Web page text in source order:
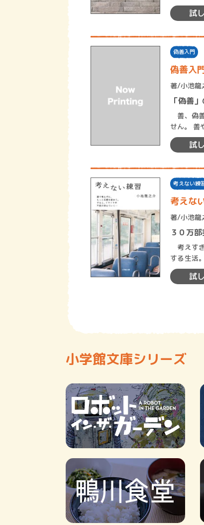
試
偽善入門
偽善入
著/小池龍
「偽善
善、偽善、悪、偽悪。 これら
せん。 善や悪が心身に与える効能についても、ほとんど誰も知りません。 知らな
いのに無
試
考えない練
考えな
著/小池龍
３０万
考えすぎて
する生活。 それは難しいことではなく、ちょっとしたコツの習得で可能になる。
単行本30
試
小学館文庫シリーズ